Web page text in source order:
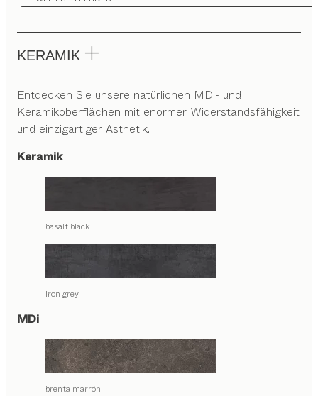
KERAMIK
Entdecken Sie unsere natürlichen MDi- und
Keramikoberflächen mit enormer Widerstandsfähigkeit
und einzigartiger Ästhetik.
Keramik
basalt black
iron grey
MDi
brenta marrón